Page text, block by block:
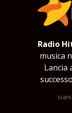
Radio
musica
Lancia